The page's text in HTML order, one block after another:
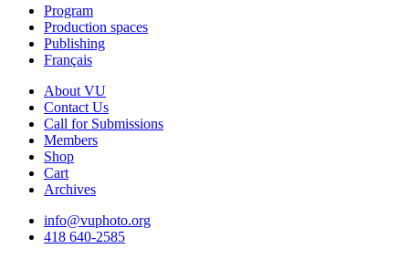
Program
Production spaces
Publishing
Français
About VU
Contact Us
Call for Submissions
Members
Shop
Cart
Archives
info@vuphoto.org
418 640-2585